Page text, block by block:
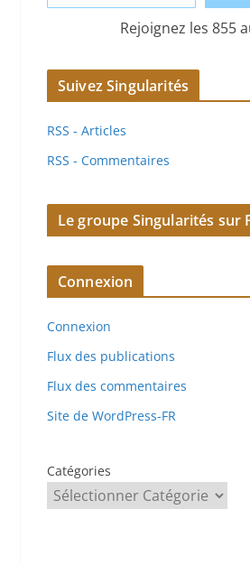
Rejoignez les 855
Suivez Singularités
RSS - Articles
RSS - Commentaires
Le groupe Singularités sur
Connexion
Connexion
Flux des publications
Flux des commentaires
Site de WordPress-FR
Catégories